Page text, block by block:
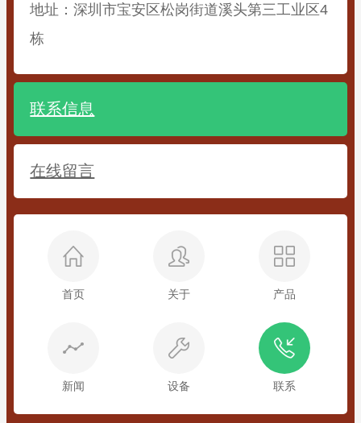
地址：深圳市宝安区松岗街道溪头第三工业区4
栋
联系信息
在线留言
首页 关于 产品
新闻 设备 联系